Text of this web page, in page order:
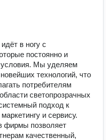
в ногу с
постоянно и
Мы уделяем
технологий, что
потребителям
светопрозрачных
подход к
и сервису.
фирмы позволяет
качественный,